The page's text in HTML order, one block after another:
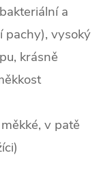
a
pachy), vysoký
krásně
v patě